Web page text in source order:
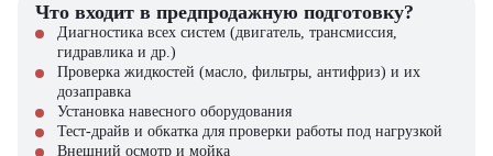
Приобрести автокран SANY SRC500T вы можете в компании
«ЦТО». Мы являемся официальным дилером и предлагаем новые
модели техники. На нашем сайте вы найдете широкий выбор
спецтехники, вилочной и малой складской техники, навесного
оборудования и запчастей.
Что входит в предпродажную подготовку?
Диагностика всех систем (двигатель, трансмиссия,
гидравлика и др.)
Проверка жидкостей (масло, фильтры, антифриз) и их
дозаправка
Установка навесного оборудования
Тест-драйв и обкатка для проверки работы под нагрузкой
Внешний осмотр и мойка